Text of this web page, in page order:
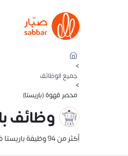
>
جميع الوظائف
>
محضر قهوة (باريستا)
وظائف
أكثر من 94 وظيفة باريستا في السعودية. تصفح تفاصيل الراتب، والوصف الوظيفي، وموقع الوظيفة. أنشئ سيرتك الذاتية وقدّم عليها الآن